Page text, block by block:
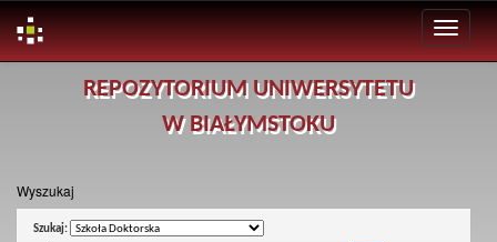
REPOZYTORIUM UNIWERSYTETU
W BIAŁYMSTOKU
Wyszukaj
Szukaj: